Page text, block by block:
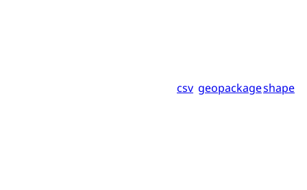
csv geopackageshape